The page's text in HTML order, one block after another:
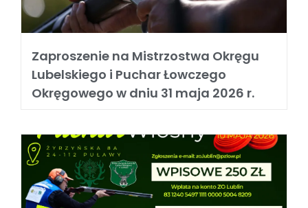
Zaproszenie na Mistrzostwa Okręgu
Lubelskiego i Puchar Łowczego
Okręgowego w dniu 31 maja 2026 r.